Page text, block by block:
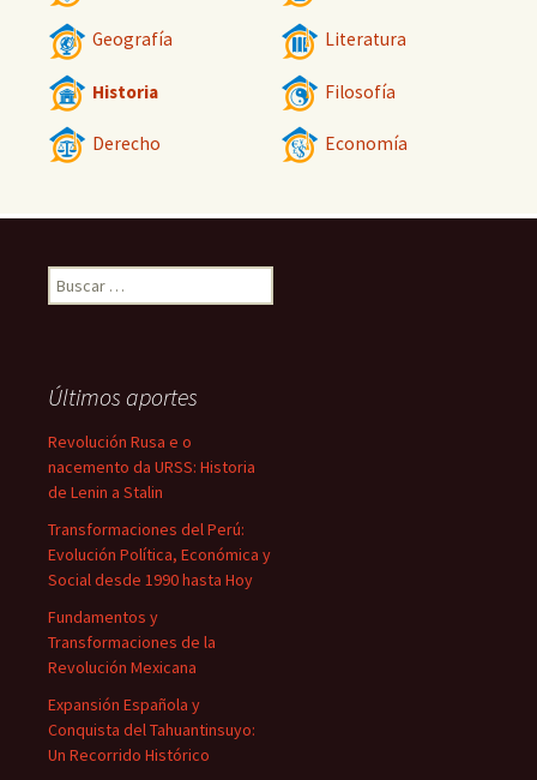
Geografía Literatura
Historia Filosofía
Derecho Economía
Buscar:
Últimos aportes
Revolución Rusa e o
nacemento da URSS: Historia
de Lenin a Stalin
Transformaciones del Perú:
Evolución Política, Económica y
Social desde 1990 hasta Hoy
Fundamentos y
Transformaciones de la
Revolución Mexicana
Expansión Española y
Conquista del Tahuantinsuyo:
Un Recorrido Histórico